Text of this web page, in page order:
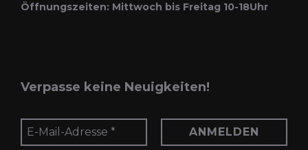
Öffnungszeiten: Mittwoch bis Freitag 10-18Uhr
Verpasse keine Neuigkeiten!